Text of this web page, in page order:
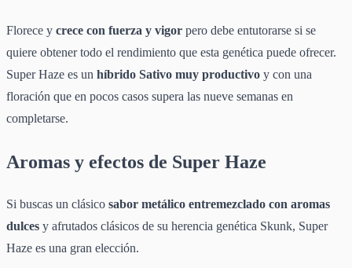
Florece y crece con fuerza y vigor pero debe entutorarse si se
quiere obtener todo el rendimiento que esta genética puede ofrecer.
Super Haze es un híbrido Sativo muy productivo y con una
floración que en pocos casos supera las nueve semanas en
completarse.
Aromas y efectos de Super Haze
Si buscas un clásico sabor metálico entremezclado con aromas
dulces y afrutados clásicos de su herencia genética Skunk, Super
Haze es una gran elección.